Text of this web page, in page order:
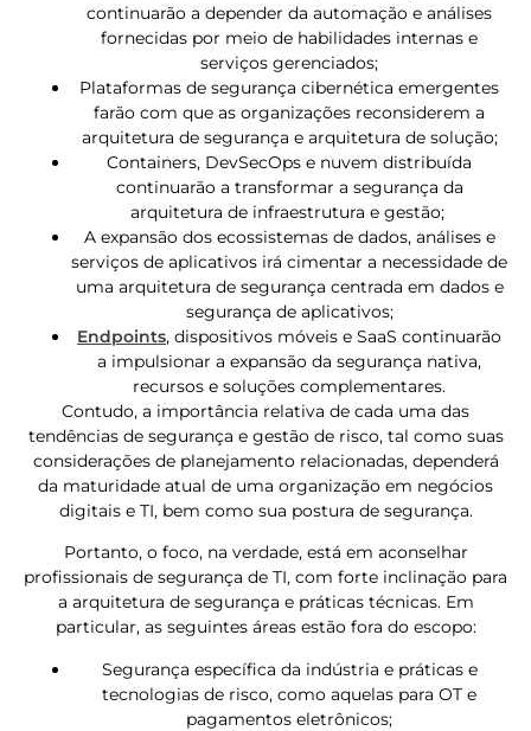
continuarão a depender da automação e análises
fornecidas por meio de habilidades internas e
serviços gerenciados;
Plataformas de segurança cibernética emergentes
farão com que as organizações reconsiderem a
arquitetura de segurança e arquitetura de solução;
Containers, DevSecOps e nuvem distribuída
continuarão a transformar a segurança da
arquitetura de infraestrutura e gestão;
A expansão dos ecossistemas de dados, análises e
serviços de aplicativos irá cimentar a necessidade de
uma arquitetura de segurança centrada em dados e
segurança de aplicativos;
Endpoints, dispositivos móveis e SaaS continuarão
a impulsionar a expansão da segurança nativa,
recursos e soluções complementares.
Contudo, a importância relativa de cada uma das
tendências de segurança e gestão de risco, tal como suas
considerações de planejamento relacionadas, dependerá
da maturidade atual de uma organização em negócios
digitais e TI, bem como sua postura de segurança.
Portanto, o foco, na verdade, está em aconselhar
profissionais de segurança de TI, com forte inclinação para
a arquitetura de segurança e práticas técnicas. Em
particular, as seguintes áreas estão fora do escopo:
Segurança específica da indústria e práticas e
tecnologias de risco, como aquelas para OT e
pagamentos eletrônicos;